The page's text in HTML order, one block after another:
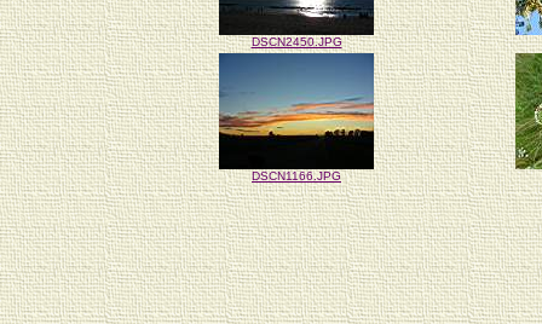
DSCN2450.JPG
DSCN1166.JPG